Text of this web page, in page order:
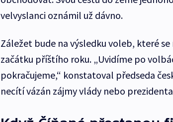
velvyslanci oznámil už dávno.
Záležet bude na výsledku voleb, které
začátku příštího roku. „Uvidíme po
pokračujeme,“ konstatoval předseda
necítí vázán zájmy vlády nebo